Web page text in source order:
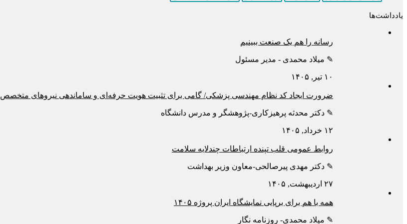
یادداشت‌ها
رسانه را هم یک صنعت ببینیم
✎ میلاد محمدی - مدیر مسئول
۱۰ تیر, ۱۴۰۵
ضرورت ایجاد کد نظام مهندسی پزشکی/ گامی برای تثبیت هویت حرفه‌ای و ساماندهی نیروهای متخصص
✎ دکتر محدثه پرهیزکاری-پژوهشگر و مدرس دانشگاه
۱۲ خرداد, ۱۴۰۵
روابط عمومی قلب تپنده ارتباطات چندلایه سلامت
✎ دکتر مهدی پیرصالحی-معاون وزیر بهداشت
۲۷ اردیبهشت, ۱۴۰۵
همه با هم برای برپایی نمایشگاه ایران پروژه ۱۴۰۵
✎ میلاد محمدی- روزنامه نگار